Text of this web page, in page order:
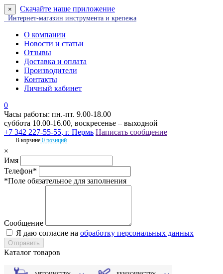
× Скачайте наше приложение
Интернет-магазин инструмента и крепежа
О компании
Новости и статьи
Отзывы
Доставка и оплата
Производители
Контакты
Личный кабинет
0
Часы работы: пн.-пт. 9.00-18.00
суббота 10.00-16.00, воскресенье – выходной
+7 342 227-55-55, г. Пермь Написать сообщение
В корзине 0 позиций
×
Имя
Телефон*
*Поле обязательное для заполнения
Сообщение
Я даю согласие на обработку персональных данных
Каталог товаров